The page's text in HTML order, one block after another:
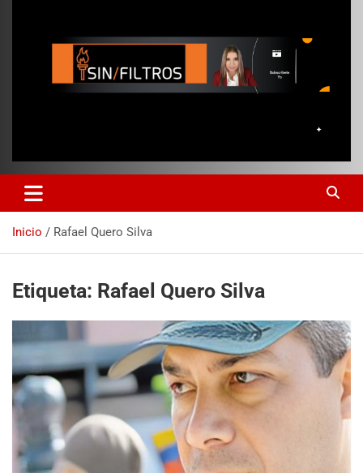
Inicio Rafael Quero Silva
Etiqueta: Rafael Quero Silva